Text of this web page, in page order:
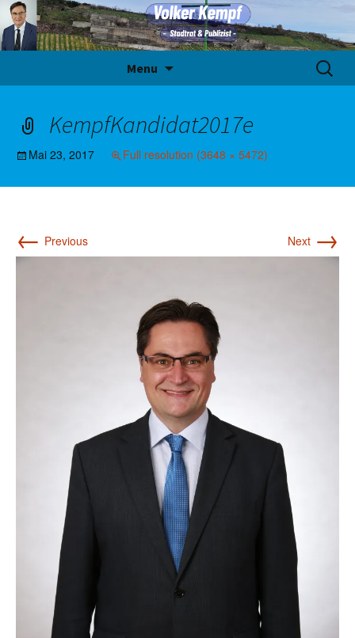
Menu
Suche
nach:
KempfKandidat2017e
Mai 23, 2017 Full resolution (3648 × 5472)
← Previous Next →